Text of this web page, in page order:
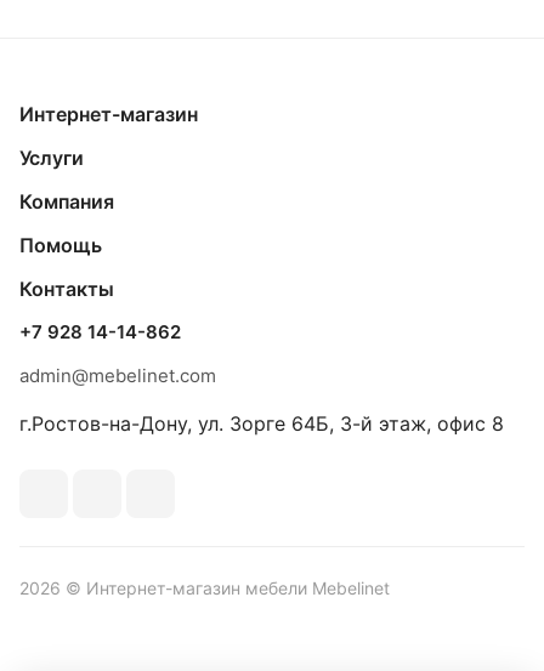
Интернет-магазин
Услуги
Компания
Помощь
Контакты
+7 928 14-14-862
admin@mebelinet.com
г.Ростов-на-Дону, ул. Зорге 64Б, 3-й этаж, офис 8
2026 © Интернет-магазин мебели Mebelinet